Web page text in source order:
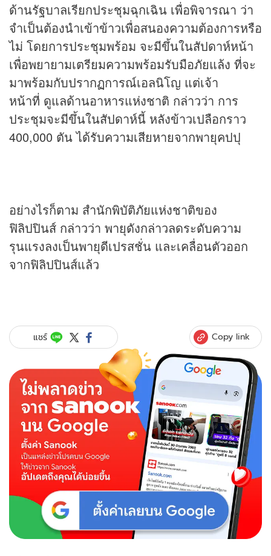
ด้านรัฐบาลเรียกประชุมฉุกเฉิน เพื่อพิจารณา ว่า
จำเป็นต้องนำเข้าข้าวเพื่อสนองความต้องการหรือ
ไม่ โดยการประชุมพร้อม จะมีขึ้นในสัปดาห์หน้า
เพื่อพยายามเตรียมความพร้อมรับมือภัยแล้ง ที่จะ
มาพร้อมกับปรากฏการณ์เอลนิโญ แต่เจ้า
หน้าที่ ดูแลด้านอาหารแห่งชาติ กล่าวว่า การ
ประชุมจะมีขึ้นในสัปดาห์นี้ หลังข้าวเปลือกราว
400,000 ตัน ได้รับความเสียหายจากพายุคปปุ
อย่างไรก็ตาม สำนักพิบัติภัยแห่งชาติของ
ฟิลิปปินส์ กล่าวว่า พายุดังกล่าวลดระดับความ
รุนแรงลงเป็นพายุดีเปรสชั่น และเคลื่อนตัวออก
จากฟิลิปปินส์แล้ว
แชร์ Copy link